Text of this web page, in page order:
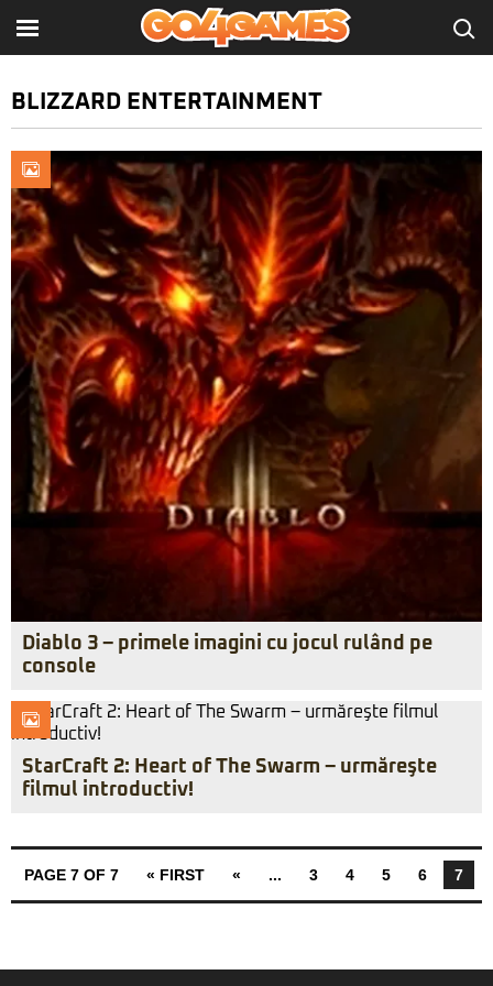
BLIZZARD ENTERTAINMENT
Diablo 3 – primele imagini cu jocul rulând pe
console
StarCraft 2: Heart of The Swarm – urmăreşte
filmul introductiv!
PAGE 7 OF 7 « FIRST « ... 3 4 5 6 7